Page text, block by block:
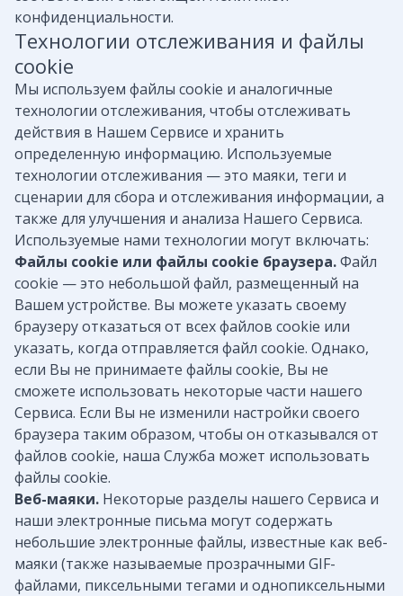
конфиденциальности.
Технологии отслеживания и файлы
cookie
Мы используем файлы cookie и аналогичные
технологии отслеживания, чтобы отслеживать
действия в Нашем Сервисе и хранить
определенную информацию. Используемые
технологии отслеживания — это маяки, теги и
сценарии для сбора и отслеживания информации, а
также для улучшения и анализа Нашего Сервиса.
Используемые нами технологии могут включать:
Файлы cookie или файлы cookie браузера.Файл
cookie — это небольшой файл, размещенный на
Вашем устройстве. Вы можете указать своему
браузеру отказаться от всех файлов cookie или
указать, когда отправляется файл cookie. Однако,
если Вы не принимаете файлы cookie, Вы не
сможете использовать некоторые части нашего
Сервиса. Если Вы не изменили настройки своего
браузера таким образом, чтобы он отказывался от
файлов cookie, наша Служба может использовать
файлы cookie.
Веб-маяки. Некоторые разделы нашего Сервиса и
наши электронные письма могут содержать
небольшие электронные файлы, известные как веб-
маяки (также называемые прозрачными GIF-
файлами, пиксельными тегами и однопиксельными